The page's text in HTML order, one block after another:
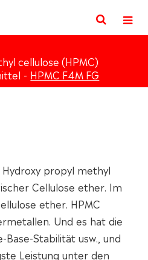
cellulose (HPMC)
HPMC F4M FG
Hydroxy propyl methyl
Cellulose ether. Im
ether. HPMC
Und es hat die
Stabilität usw., und
Leistung unter den